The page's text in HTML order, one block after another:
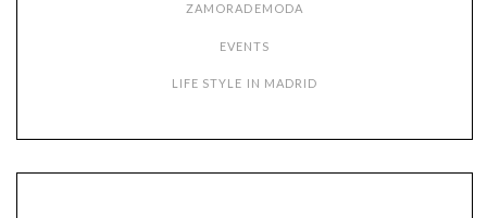
ZAMORADEMODA
EVENTS
LIFE STYLE IN MADRID